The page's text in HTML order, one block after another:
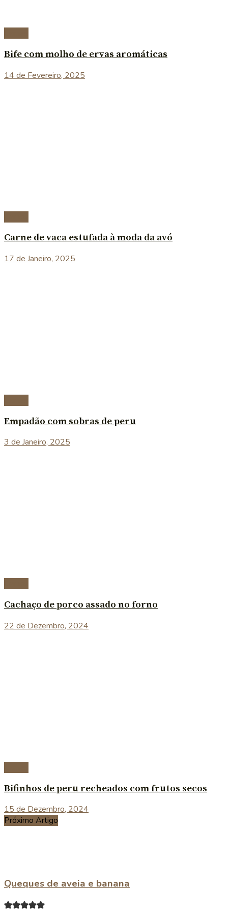
Bife com molho de ervas aromáticas
14 de Fevereiro, 2025
Carne de vaca estufada à moda da avó
17 de Janeiro, 2025
Empadão com sobras de peru
3 de Janeiro, 2025
Cachaço de porco assado no forno
22 de Dezembro, 2024
Bifinhos de peru recheados com frutos secos
15 de Dezembro, 2024
Próximo Artigo
Queques de aveia e banana